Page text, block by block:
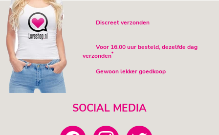
Discreet verzonden
Voor 16.00 uur besteld, dezelfde dag
verzonden*
Gewoon lekker goedkoop
SOCIAL MEDIA